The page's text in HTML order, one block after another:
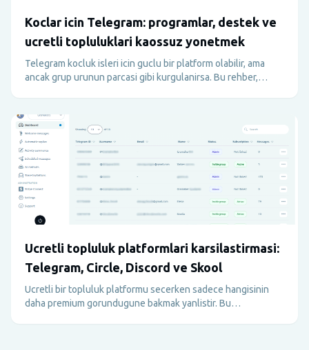
Koclar icin Telegram: programlar, destek ve
ucretli topluluklari kaossuz yonetmek
Telegram kocluk isleri icin guclu bir platform olabilir, ama
ancak grup urunun parcasi gibi kurgulanirsa. Bu rehber,
anlatir.
Ucretli topluluk platformlari karsilastirmasi:
Telegram, Circle, Discord ve Skool
Ucretli bir topluluk platformu secerken sadece hangisinin
daha premium gorundugune bakmak yanlistir. Bu